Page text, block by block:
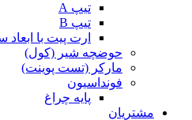
تیپ A
تیپ B
ارت پیت با
حوضچه شیر (کول)
مارکر (تست پوینت)
فونداسیون
پایه چراغ
مشتریان